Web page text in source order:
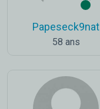
Papeseck9nat
58 ans